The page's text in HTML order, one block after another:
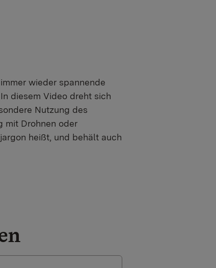
wieder spannende
diesem Video dreht sich
Nutzung des
mit Drohnen oder
heißt, und behält auch